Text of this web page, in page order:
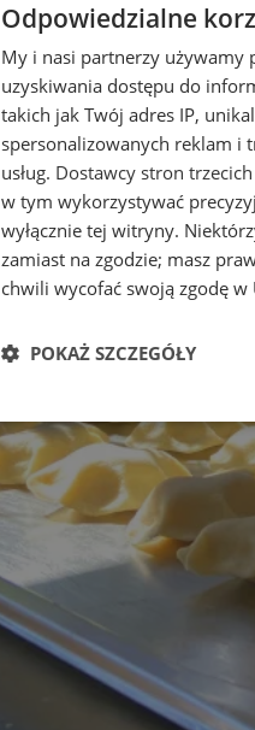
Odpowiedzialne
My i nasi partnerzy używamy
uzyskiwania dostępu do
takich jak Twój adres IP,
spersonalizowanych reklam i
usług. Dostawcy stron
w tym wykorzystywać
wyłącznie tej witryny.
zamiast na zgodzie; masz
chwili wycofać swoją zgodę w
POKAŻ SZCZEGÓŁY
Niezbędne
Niezbędne pliki cookie umożliwiają
zarządzanie kontem. Bez